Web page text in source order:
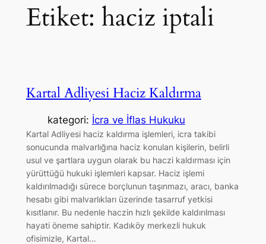
Etiket: haciz iptali
Kartal Adliyesi Haciz Kaldırma
kategori: İcra ve İflas Hukuku
Kartal Adliyesi haciz kaldırma işlemleri, icra takibi
sonucunda malvarlığına haciz konulan kişilerin, belirli
usul ve şartlara uygun olarak bu haczi kaldırması için
yürüttüğü hukuki işlemleri kapsar. Haciz işlemi
kaldırılmadığı sürece borçlunun taşınmazı, aracı, banka
hesabı gibi malvarlıkları üzerinde tasarruf yetkisi
kısıtlanır. Bu nedenle haczin hızlı şekilde kaldırılması
hayati öneme sahiptir. Kadıköy merkezli hukuk
ofisimizle, Kartal…